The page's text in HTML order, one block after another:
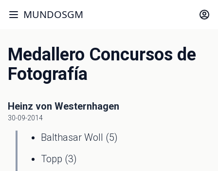
MUNDOSGM
Medallero Concursos de
Fotografía
Heinz von Westernhagen
30-09-2014
Balthasar Woll (5)
Topp (3)